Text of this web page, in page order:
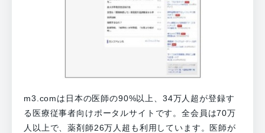
m3.comは日本の医師の90%以上、34万人超が登録す
る医療従事者向けポータルサイトです。全会員は70万
人以上で、薬剤師26万人超も利用しています。医師が